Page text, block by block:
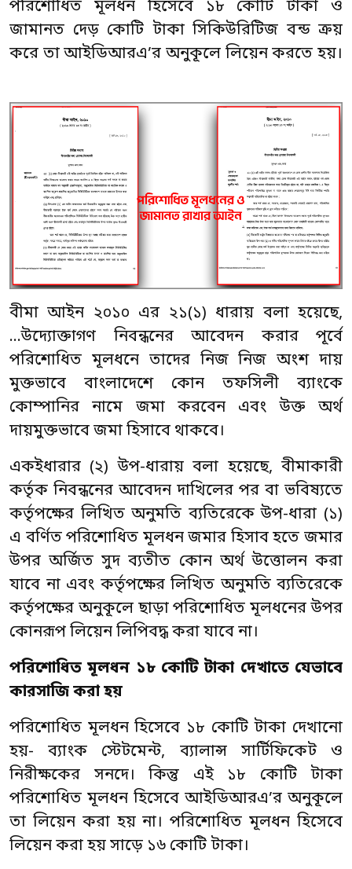
পরিশোধিত মূলধন হিসেবে ১৮ কোটি টাকা ও
জামানত দেড় কোটি টাকা সিকিউরিটিজ বন্ড ক্রয়
করে তা আইডিআরএ’র অনুকূলে লিয়েন করতে হয়।
বীমা আইন ২০১০ এর ২১(১) ধারায় বলা হয়েছে,
...উদ্যোক্তাগণ নিবন্ধনের আবেদন করার পূর্বে
পরিশোধিত মূলধনে তাদের নিজ নিজ অংশ দায়
মুক্তভাবে বাংলাদেশে কোন তফসিলী ব্যাংকে
কোম্পানির নামে জমা করবেন এবং উক্ত অর্থ
দায়মুক্তভাবে জমা হিসাবে থাকবে।
একইধারার (২) উপ-ধারায় বলা হয়েছে, বীমাকারী
কর্তৃক নিবন্ধনের আবেদন দাখিলের পর বা ভবিষ্যতে
কর্তৃপক্ষের লিখিত অনুমতি ব্যতিরেকে উপ-ধারা (১)
এ বর্ণিত পরিশোধিত মূলধন জমার হিসাব হতে জমার
উপর অর্জিত সুদ ব্যতীত কোন অর্থ উত্তোলন করা
যাবে না এবং কর্তৃপক্ষের লিখিত অনুমতি ব্যতিরেকে
কর্তৃপক্ষের অনুকূলে ছাড়া পরিশোধিত মূলধনের উপর
কোনরূপ লিয়েন লিপিবদ্ধ করা যাবে না।
পরিশোধিত মলধন ১৮ কোটি টাকা দেখাতে যেভাবে
কারসাজিকরাহয়
পরিশোধিত মূলধন হিসেবে ১৮ কোটি টাকা দেখানো
হয়- ব্যাংক স্টেটমেন্ট, ব্যালান্স সার্টিফিকেট ও
নিরীক্ষকের সনদে। কিন্তু এই ১৮ কোটি টাকা
পরিশোধিত মূলধন হিসেবে আইডিআরএ’র অনুকূলে
তা লিয়েন করা হয় না। পরিশোধিত মূলধন হিসেবে
লিয়েন করা হয় সাড়ে ১৬ কোটি টাকা।